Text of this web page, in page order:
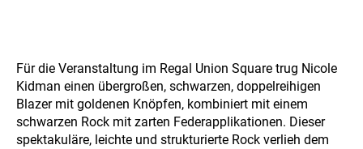
Für die Veranstaltung im Regal Union Square trug Nicole
Kidman einen übergroßen, schwarzen, doppelreihigen
Blazer mit goldenen Knöpfen, kombiniert mit einem
schwarzen Rock mit zarten Federapplikationen. Dieser
spektakuläre, leichte und strukturierte Rock verlieh dem